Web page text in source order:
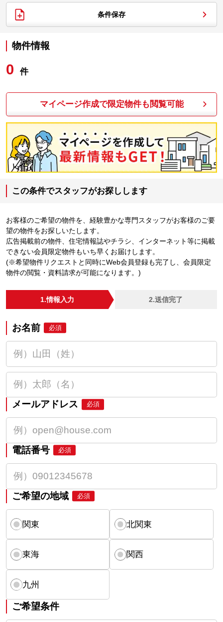
条件保存
物件情報
0 件
マイページ作成で限定物件も閲覧可能
この条件でスタッフがお探しします
お客様のご希望の物件を、経験豊かな専門スタッフがお客様のご要
望の物件をお探しいたします。
広告掲載前の物件、住宅情報誌やチラシ、インターネット等に掲載
できない会員限定物件もいち早くお届けします。
(※希望物件リクエストと同時にWeb会員登録も完了し、会員限定
物件の閲覧・資料請求が可能になります。)
1.情報入力 2.送信完了
お名前 必須
メールアドレス 必須
電話番号 必須
ご希望の地域 必須
関東 北関東
東海 関西
九州
ご希望条件